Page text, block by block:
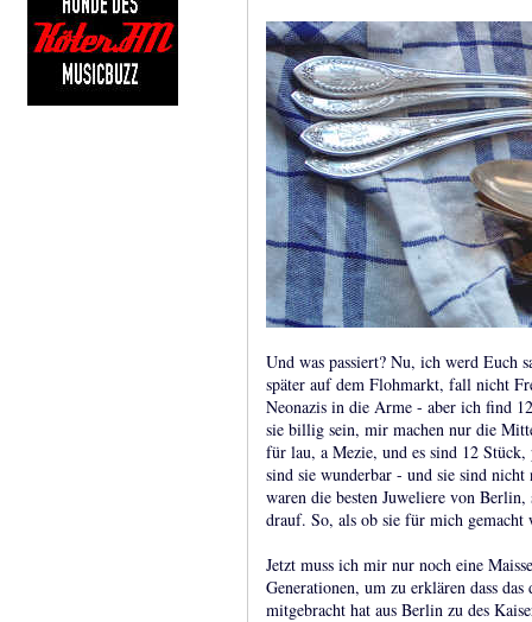
Und was passiert? Nu, ich werd Euch
später auf dem Flohmarkt, fall nicht
Neonazis in die Arme - aber ich find
sie billig sein, mir machen nur die
für lau, a Mezie, und es sind 12
sind sie wunderbar - und sie sind
waren die besten Juweliere von
drauf. So, als ob sie für mich gemacht
Jetzt muss ich mir nur noch eine
Generationen, um zu erklären dass
mitgebracht hat aus Berlin zu des